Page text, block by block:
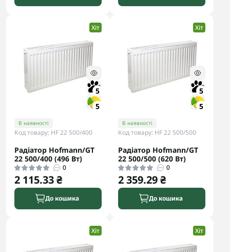
Хіт
5
5
В наявності
Код товару: HF 22 500/400
Радіатор Hofmann/GT
22 500/400 (496 Вт)
0
2 115.33 ₴
До кошика
Хіт
5
5
В наявності
Код товару: HF 22 500/500
Радіатор Hofmann/GT
22 500/500 (620 Вт)
0
2 359.29 ₴
До кошика
Хіт Хіт